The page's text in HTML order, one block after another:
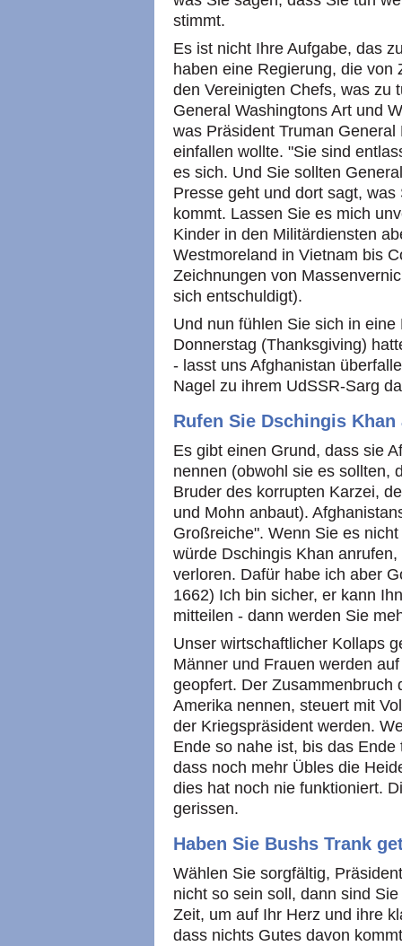
stimmt.
Es ist nicht Ihre Aufgabe, das
haben eine Regierung, die
den Vereinigten Chefs, was zu
General Washingtons Art und
was Präsident Truman
einfallen wollte. "Sie sind
es sich. Und Sie sollten
Presse geht und dort sagt,
kommt. Lassen Sie es mich
Kinder in den Militärdiensten
Westmoreland in Vietnam bis
Zeichnungen von
sich entschuldigt).
Und nun fühlen Sie sich in
Donnerstag (Thanksgiving)
- lasst uns Afghanistan
Nagel zu ihrem UdSSR-Sarg
Rufen Sie Dschingis Khan
Es gibt einen Grund, dass sie
nennen (obwohl sie es sollten,
Bruder des korrupten Karzei,
und Mohn anbaut).
Großreiche". Wenn Sie es
würde Dschingis Khan
verloren. Dafür habe ich aber
1662) Ich bin sicher, er kann
mitteilen - dann werden Sie
Unser wirtschaftlicher Kollaps
Männer und Frauen werden
geopfert. Der Zusammenbruch
Amerika nennen, steuert mit
der Kriegspräsident werden.
Ende so nahe ist, bis das
dass noch mehr Übles die
dies hat noch nie funktioniert.
gerissen.
Haben Sie Bushs Trank
Wählen Sie sorgfältig,
nicht so sein soll, dann sind
Zeit, um auf Ihr Herz und ihre
dass nichts Gutes davon